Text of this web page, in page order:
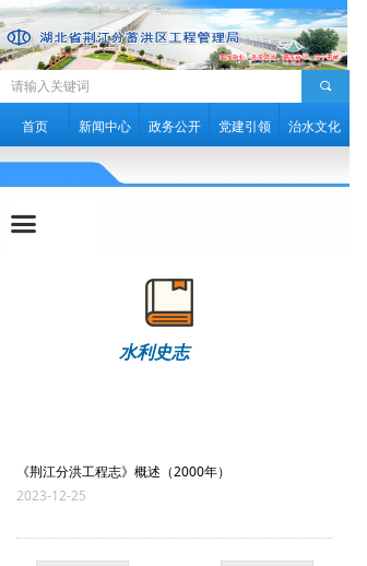
首页 新闻中心 政务公开 党建引领 治水文化
끠
水利史志
끀
水利文学
水利历史
水利知识
视频图像
《荆江分洪工程志》概述（2000年）
2023-12-25